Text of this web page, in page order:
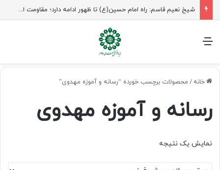
شیخ نعیم قاسم: راه امام حسین(ع) تا ظهور ادامه دارد؛ مقاومت از کربلا الهام می‌گیرد
منو
خانه / محصولات برچسب خورده “رسانه و آموزه مهدوی”
رسانه و آموزه مهدوی
نمایش یک نتیجه